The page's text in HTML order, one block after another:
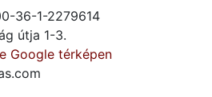
36-1-2279614
útja 1-3.
Google térképen